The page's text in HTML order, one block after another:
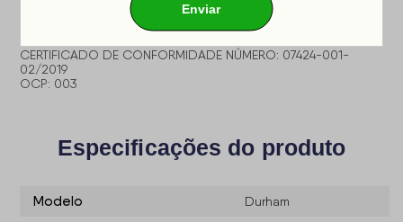
Nosso produto é certificado pelo INMETRO
CERTIFICADO DE CONFORMIDADE NÚMERO: 07424-001-
02/2019
OCP: 003
Especificações do produto
Modelo Durham